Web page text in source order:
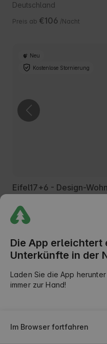
Deutschland
Preis ab €106 /Nacht
Neu
Kostenlose Stornierung
Eifel17+6 - Design-
Deutschland
Preis ab
Neu
Kostenlose Stornierung
Die App erleichtert
Unterkünfte in der
Laden Sie die App
immer zur Hand!
Im Browser fortfahren